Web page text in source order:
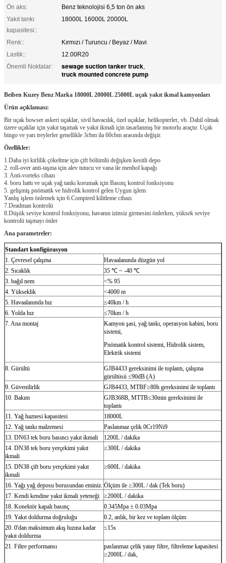
Ön aks:
Benz teknolojisi 6,5 ton ön aks
Yakıt tankı
kapasitesi::
18000L 16000L 20000L
Renk::
Kırmızı / Turuncu / Beyaz / Mavi
Lastik::
12.00R20
Önemli Noktalar:
sewage suction tanker truck,
truck mounted concrete pump
Beiben Kuzey Benz Marka 18000L 20000L 25000L uçak yakıt ikmal kamyonları
Ürün açıklaması:
Bir uçak bowser askeri uçaklar, sivil havacılık, özel uçaklar, helikopterler, vb. Dahil olmak
üzere uçaklar için yakıt taşımak ve yakıt ikmali için tasarlanmış bir motorlu araçtır. Uçak
bingo ve yarı treylerler genellikle 3cbm ila 60cbm arasında değişir.
Özellikler:
1.Daha iyi kirlilik çökeltme için çift bölümlü değişken kesitli depo
2. roll-over anti-taşma için alev tutucu ve vana ile menhol kapağı
3. Anti-vorteks cihazı
4. boru hattı ve uçak yağ tankı korumak için Basınç kontrol fonksiyonu
5. gelişmiş pnömatik ve hidrolik kontrol gelen Uygun işlem
Yanlış işlem önlemek için 6.Compired kilitleme cihazı
7.Deadman kontrolü
8.Düşük seviye kontrol fonksiyonu, havanın izinsiz girmesini önlerken, yüksek seviye
kontrolü taşmayı önler
Ana parametreler:
Standart konfigürasyon
1. Çevresel çalışma
Havaalanında düzgün yol
2. Sıcaklık
35 ℃ ~ -40 ℃
3. bağıl nem
<% 95
4. Yükseklik
<4000 m
5. Havaalanında hız
≤40km / h
6. Yolda hız
≤70km / h
7. Ana montaj
Kamyon şasi, yağ tankı, operasyon kabini, boru
sistemi,
Pnömatik kontrol sistemi, Hidrolik sistem,
Elektrik sistemi
8. Gürültü
GJB4433 gereksinimi ile toplantı, çalışma
gürültüsü ≤90dB (A)
9. Güvenilirlik
GJB4433, MTBF≥80h gereksinimi ile toplantı
10. Bakım
GJB368B, MTTB≤30min gereksinimi ile
toplantı
11. Yağ haznesi kapasitesi
18000L
12. Yağ tankı malzemesi
Paslanmaz çelik 0Cr19Ni9
13. DN63 tek boru basıncı yakıt ikmali
1200L / dakika
14. DN38 tek boru yerçekimi yakıt
ikmali
≥300L / dakika
15. DN38 çift boru yerçekimi yakıt
ikmali
≥600L / dakika
16. Yağı yağ deposu borusundan eminiz. Ölçüm ile ≥300L / dak (Tek boru)
17. Kendi kendine yakıt ikmali yeteneği
≥2000L / dakika
18. Konektör kapalı basınç
0.345Mpa ± 0.03Mpa
19. Yakıt doldurma doğruluğu
0.2, anlık, bir kez ve toplam ölçüm
20. 0'dan maksimum akış hızına kadar
yakıt doldurma
≤15s
21. Filtre performansı
paslanmaz çelik yatay filtre, filtreleme kapasitesi
≥2000L / dak,